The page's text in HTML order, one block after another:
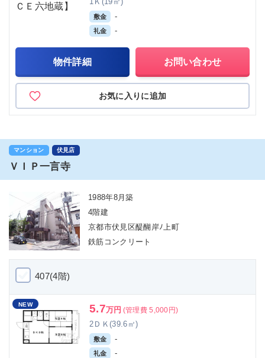
敷金 -
礼金 -
物件詳細 お問い合わせ
お気に入りに追加
マンション 伏見店
ＶＩＰ一言寺
1988年8月築
4階建
京都市伏見区醍醐岸ﾉ上町
鉄筋コンクリート
407(4階)
NEW 5.7万円 (管理費 5,000円)
2ＤＫ(39.6㎡)
敷金 -
礼金 -